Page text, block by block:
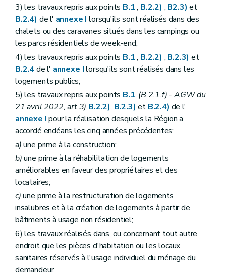
3) les travaux repris aux points B.1, B.2.2) , B2.3) et
B.2.4) de l' annexe I lorsqu'ils sont réalisés dans des
chalets ou des caravanes situés dans les campings ou
les parcs résidentiels de week-end;
4) les travaux repris aux points B.1, B.2.2) , B.2.3) et
B.2.4de l' annexe Ilorsqu'ils sont réalisés dans les
logements publics;
5) les travaux repris aux points B.1, (B.2.1.f) - AGW du
21 avril 2022, art.3) B.2.2), B.2.3) et B.2.4) de l'
annexe Ipour la réalisation desquels la Région a
accordé endéans les cinq années précédentes:
a)une prime à la construction;
b)une prime à la réhabilitation de logements
améliorables en faveur des propriétaires et des
locataires;
c)une prime à la restructuration de logements
insalubres et à la création de logements à partir de
bâtiments à usage non résidentiel;
6) les travaux réalisés dans, ou concernant tout autre
endroit que les pièces d'habitation ou les locaux
sanitaires réservés à l'usage individuel du ménage du
demandeur.